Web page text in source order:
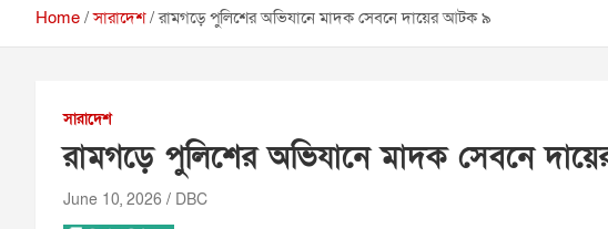
Home সারাদেশ রামগড়ে পুলিশের অভিযানে মাদক সেবনে দায়ের আটক ৯
সারাদেশ
রামগড়ে পুলিশের অভিযানে মাদক সেবনে
June 10, 2026 DBC